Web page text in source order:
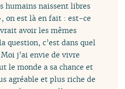
humains naissent libres
on est là en fait : est-ce
avoir les mêmes
question, c’est dans quel
j’ai envie de vivre
le monde a sa chance et
agréable et plus riche de